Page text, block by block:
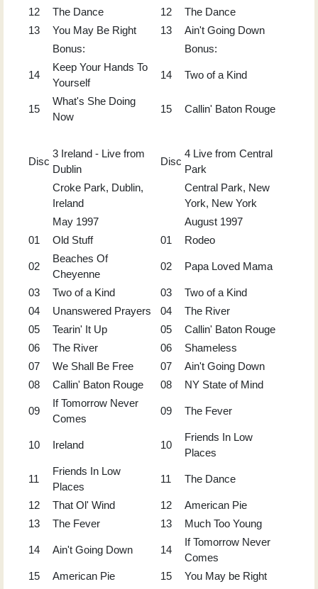
12
The Dance 12
The Dance
13
You May Be Right 13
Ain't Going Down
Bonus:
Bonus:
14
Keep Your Hands To
Yourself
14 Two of a Kind
15
What's She Doing
Now
15 Callin' Baton Rouge
Disc
3 Ireland - Live from
Dublin
Disc
4 Live from Central
Park
Croke Park, Dublin,
Ireland
Central Park, New
York, New York
May 1997
August 1997
01
Old Stuff 01 Rodeo
02
Beaches Of
Cheyenne
02 Papa Loved Mama
03 Two of a Kind 03
Two of a Kind
04
Unanswered Prayers 04
The River
05
Tearin' It Up 05
Callin' Baton Rouge
06
The River 06
Shameless
07
We Shall Be Free 07
Ain't Going Down
08
Callin' Baton Rouge 08 NY State of Mind
09
If Tomorrow Never
Comes
09 The Fever
10 Ireland 10
Friends In Low
Places
11
Friends In Low
Places
11 The Dance
12 That Ol' Wind 12
American Pie
13
The Fever 13 Much Too Young
14 Ain't Going Down 14
If Tomorrow Never
Comes
15
American Pie 15
You May be Right